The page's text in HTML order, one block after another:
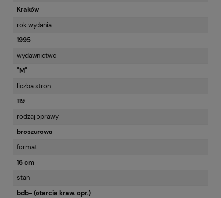
Kraków
rok wydania
1995
wydawnictwo
"M"
liczba stron
119
rodzaj oprawy
broszurowa
format
16 cm
stan
bdb- (otarcia kraw. opr.)